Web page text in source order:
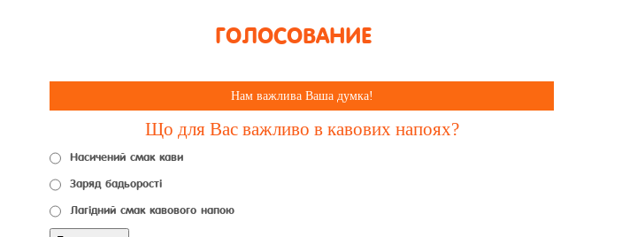
ГОЛОСОВАНИЕ
Нам важлива Ваша думка!
Що для Вас важливо в кавових напоях?
Насичений смак кави
Заряд бадьорості
Лагідний смак кавового напою